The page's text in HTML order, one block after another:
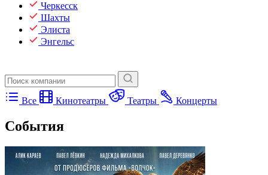
Черкесск
Шахты
Элиста
Энгельс
Все Кинотеатры Театры Концерты
События